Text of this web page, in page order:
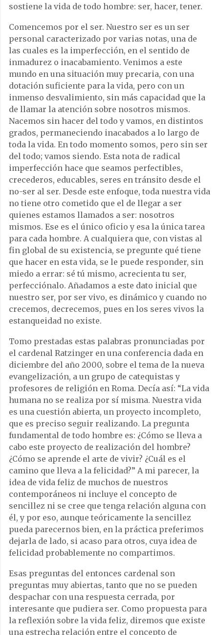
sostiene la vida de todo hombre: ser, hacer, tener.
Comencemos por el ser. Nuestro ser es un ser
personal caracterizado por varias notas, una de
las cuales es la imperfección, en el sentido de
inmadurez o inacabamiento. Venimos a este
mundo en una situación muy precaria, con una
dotación suficiente para la vida, pero con un
inmenso desvalimiento, sin más capacidad que la
de llamar la atención sobre nosotros mismos.
Nacemos sin hacer del todo y vamos, en distintos
grados, permaneciendo inacabados a lo largo de
toda la vida. En todo momento somos, pero sin ser
del todo; vamos siendo. Esta nota de radical
imperfección hace que seamos perfectibles,
crecederos, educables, seres en tránsito desde el
no-ser al ser. Desde este enfoque, toda nuestra vida
no tiene otro cometido que el de llegar a ser
quienes estamos llamados a ser: nosotros
mismos. Ese es el único oficio y esa la única tarea
para cada hombre. A cualquiera que, con vistas al
fin global de su existencia, se pregunte qué tiene
que hacer en esta vida, se le puede responder, sin
miedo a errar: sé tú mismo, acrecienta tu ser,
perfecciónalo. Añadamos a este dato inicial que
nuestro ser, por ser vivo, es dinámico y cuando no
crecemos, decrecemos, pues en los seres vivos la
estanqueidad no existe.
Tomo prestadas estas palabras pronunciadas por
el cardenal Ratzinger en una conferencia dada en
diciembre del año 2000, sobre el tema de la nueva
evangelización, a un grupo de catequistas y
profesores de religión en Roma. Decía así: “La vida
humana no se realiza por sí misma. Nuestra vida
es una cuestión abierta, un proyecto incompleto,
que es preciso seguir realizando. La pregunta
fundamental de todo hombre es: ¿Cómo se lleva a
cabo este proyecto de realización del hombre?
¿Cómo se aprende el arte de vivir? ¿Cuál es el
camino que lleva a la felicidad?” A mi parecer, la
idea de vida feliz de muchos de nuestros
contemporáneos ni incluye el concepto de
sencillez ni se cree que tenga relación alguna con
él, y por eso, aunque teóricamente la sencillez
pueda parecernos bien, en la práctica preferimos
dejarla de lado, si acaso para otros, cuya idea de
felicidad probablemente no compartimos.
Esas preguntas del entonces cardenal son
preguntas muy abiertas, tanto que no se pueden
despachar con una respuesta cerrada, por
interesante que pudiera ser. Como propuesta para
la reflexión sobre la vida feliz, diremos que existe
una estrecha relación entre el concepto de